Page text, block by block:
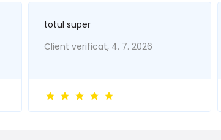
totul super
Client verificat, 4. 7. 2026